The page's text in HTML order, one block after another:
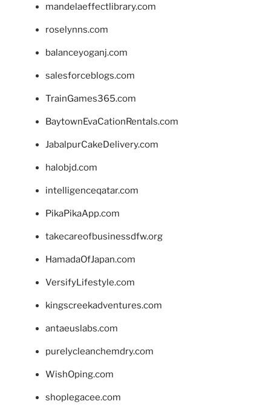
mandelaeffectlibrary.com
roselynns.com
balanceyoganj.com
salesforceblogs.com
TrainGames365.com
BaytownEvaCationRentals.com
JabalpurCakeDelivery.com
halobjd.com
intelligenceqatar.com
PikaPikaApp.com
takecareofbusinessdfw.org
HamadaOfJapan.com
VersifyLifestyle.com
kingscreekadventures.com
antaeuslabs.com
purelycleanchemdry.com
WishOping.com
shoplegacee.com